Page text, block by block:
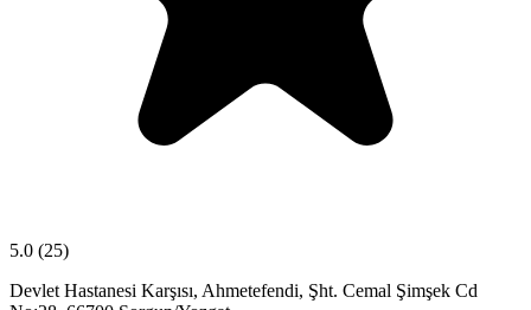
5.0 (25)
Devlet Hastanesi Karşısı, Ahmetefendi, Şht. Cemal Şimşek Cd